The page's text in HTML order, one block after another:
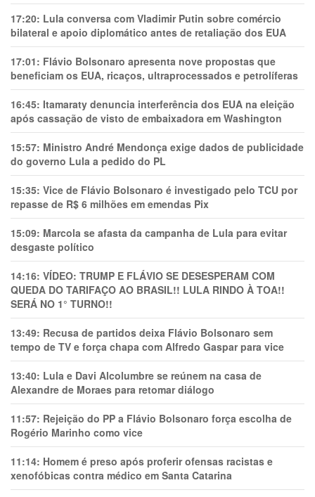
17:20: Lula conversa com Vladimir Putin sobre comércio
bilateral e apoio diplomático antes de retaliação dos EUA
17:01: Flávio Bolsonaro apresenta nove propostas que
beneficiam os EUA, ricaços, ultraprocessados e petrolíferas
16:45: Itamaraty denuncia interferência dos EUA na eleição
após cassação de visto de embaixadora em Washington
15:57: Ministro André Mendonça exige dados de publicidade
do governo Lula a pedido do PL
15:35: Vice de Flávio Bolsonaro é investigado pelo TCU por
repasse de R$ 6 milhões em emendas Pix
15:09: Marcola se afasta da campanha de Lula para evitar
desgaste político
14:16: VÍDEO: TRUMP E FLÁVIO SE DESESPERAM COM
QUEDA DO TARIFAÇO AO BRASIL!! LULA RINDO À TOA!!
SERÁ NO 1° TURNO!!
13:49: Recusa de partidos deixa Flávio Bolsonaro sem
tempo de TV e força chapa com Alfredo Gaspar para vice
13:40: Lula e Davi Alcolumbre se reúnem na casa de
Alexandre de Moraes para retomar diálogo
11:57: Rejeição do PP a Flávio Bolsonaro força escolha de
Rogério Marinho como vice
11:14: Homem é preso após proferir ofensas racistas e
xenofóbicas contra médico em Santa Catarina